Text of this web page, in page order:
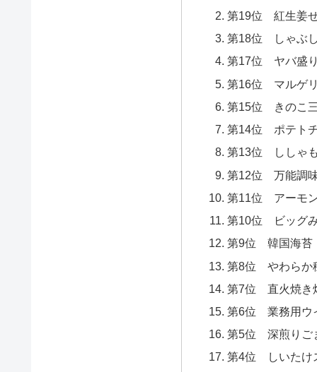
第19位 紅生姜
第18位 しゃぶ
第17位 ヤバ盛
第16位 マルゲ
第15位 きのこ
第14位 ポテト
第13位 ししゃ
第12位 万能調
第11位 アーモ
第10位 ビッグ
第9位 韓国海苔
第8位 やわらか
第7位 直火焼き
第6位 業務用ウ
第5位 深煎りご
第4位 しいたけ